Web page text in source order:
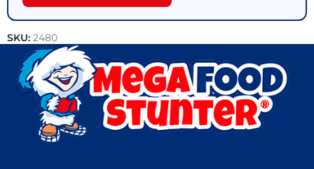
SKU: 2480
Categorieën:Cookies